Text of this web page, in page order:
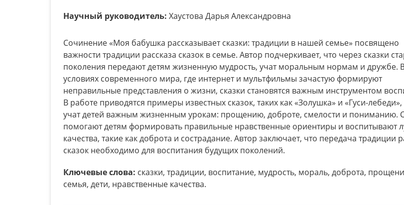
Научный руководитель: Хаустова Дарья Александровна
Сочинение «Моя бабушка рассказывает сказки: традиции в нашей семье» посвящено
важности традиции рассказа сказок в семье. Автор подчеркивает, что через сказки
поколения передают детям жизненную мудрость, учат моральным нормам и дружбе.
условиях современного мира, где интернет и мультфильмы зачастую формируют
неправильные представления о жизни, сказки становятся важным инструментом
В работе приводятся примеры известных сказок, таких как «Золушка» и «Гуси-
учат детей важным жизненным урокам: прощению, доброте, смелости и пониманию.
помогают детям формировать правильные нравственные ориентиры и воспитывают
качества, такие как доброта и сострадание. Автор заключает, что передача традиции
сказок необходимо для воспитания будущих поколений.
Ключевые слова: сказки, традиции, воспитание, мудрость, мораль, доброта,
семья, дети, нравственные качества.